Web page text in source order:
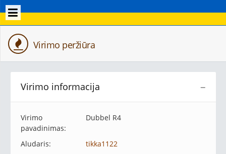
Virimo peržiūra
−
Virimo informacija
Virimo
pavadinimas:
Dubbel R4
Aludaris:
tikka1122